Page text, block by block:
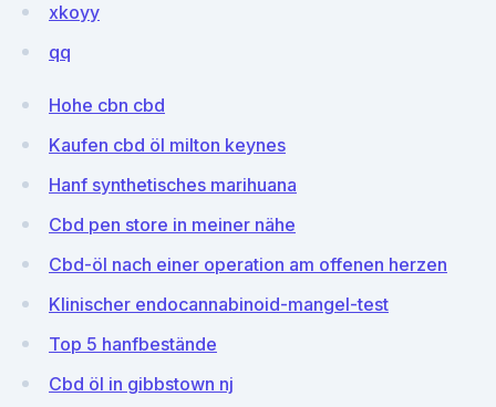
xkoyy
qq
Hohe cbn cbd
Kaufen cbd öl milton keynes
Hanf synthetisches marihuana
Cbd pen store in meiner nähe
Cbd-öl nach einer operation am offenen herzen
Klinischer endocannabinoid-mangel-test
Top 5 hanfbestände
Cbd öl in gibbstown nj